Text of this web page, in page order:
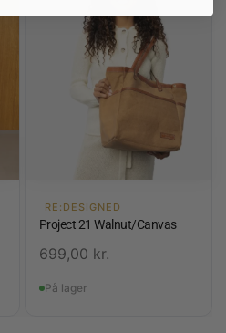
RE:DESIGNED
Project 21 Walnut/Canvas
699,00 kr.
På lager